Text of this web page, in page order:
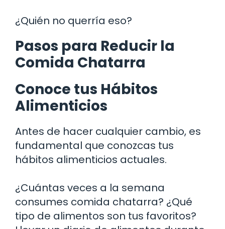
¿Quién no querría eso?
Pasos para Reducir la
Comida Chatarra
Conoce tus Hábitos
Alimenticios
Antes de hacer cualquier cambio, es
fundamental que conozcas tus
hábitos alimenticios actuales.
¿Cuántas veces a la semana
consumes comida chatarra? ¿Qué
tipo de alimentos son tus favoritos?